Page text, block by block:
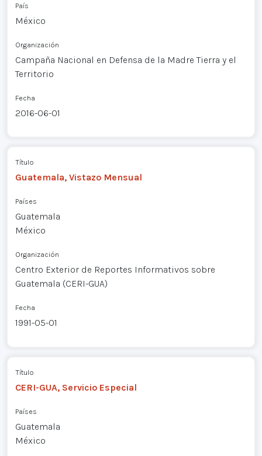
País
México
Organización
Campaña Nacional en Defensa de la Madre Tierra y el
Territorio
Fecha
2016-06-01
Título
Guatemala, Vistazo Mensual
Países
Guatemala
México
Organización
Centro Exterior de Reportes Informativos sobre
Guatemala (CERI-GUA)
Fecha
1991-05-01
Título
CERI-GUA, Servicio Especial
Países
Guatemala
México